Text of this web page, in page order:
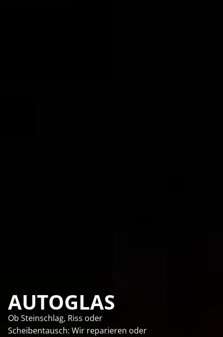
AUTOGLAS
Ob Steinschlag, Riss oder
Scheibentausch: Wir reparieren oder